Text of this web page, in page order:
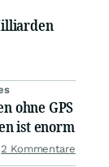
ohne GPS
ist enorm
2 Kommentare